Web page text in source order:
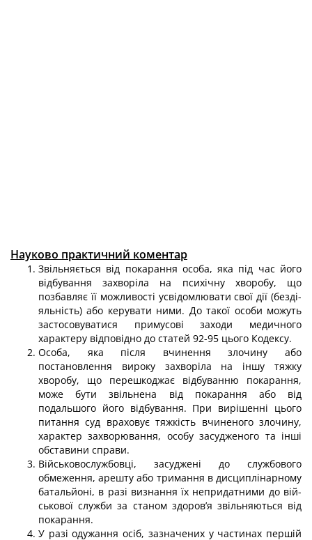
Науково практичний коментар
Звільняється від покарання особа, яка під час його
відбування захворіла на психічну хворобу, що
позбавляє її можливості усвідомлювати свої дії (безді­
яльність) або керувати ними. До такої особи можуть
застосовуватися примусові заходи медичного
характеру відповідно до статей 92-95 цього Кодексу.
Особа, яка після вчинення злочину або
постановлення вироку захворіла на іншу тяжку
хворобу, що перешкоджає відбуванню покарання,
може бути звіль­нена від покарання або від
подальшого його відбування. При вирішенні цього
питання суд враховує тяжкість вчиненого злочину,
характер захворювання, осо­бу засудженого та інші
обставини справи.
Військовослужбовці, засуджені до службового
обмеження, арешту або три­мання в дисциплінарному
батальйоні, в разі визнання їх непридатними до вій­
ськової служби за станом здоров’я звільняються від
покарання.
У разі одужання осіб, зазначених у частинах першій